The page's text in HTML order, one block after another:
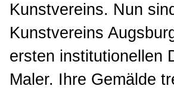
Kunstvereins. Nun
Kunstvereins
ersten institutionellen
Maler. Ihre Gemälde